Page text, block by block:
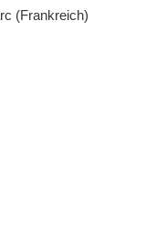
(Frankreich)